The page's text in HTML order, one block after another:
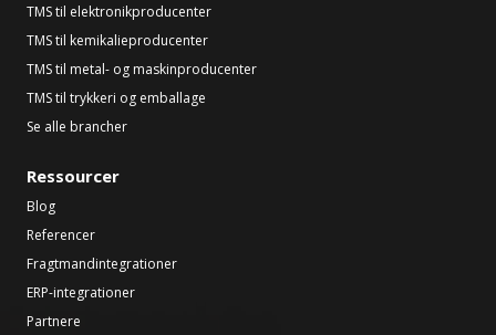
TMS til elektronikproducenter
TMS til kemikalieproducenter
TMS til metal- og maskinproducenter
TMS til trykkeri og emballage
Se alle brancher
Ressourcer
Blog
Referencer
Fragtmandintegrationer
ERP-integrationer
Partnere